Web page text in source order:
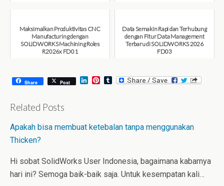
Maksimalkan Produktivitas CNC
Manufacturing dengan
SOLIDWORKS Machining Roles
R2026x FD01
Data Semakin Rapi dan Terhubung
dengan Fitur Data Management
Terbaru di SOLIDWORKS 2026
FD03
Share Post
L
I
P
e
T
Related Posts
Apakah bisa membuat ketebalan tanpa menggunakan
Thicken?
Hi sobat SolidWorks User Indonesia, bagaimana kabarnya
hari ini? Semoga baik-baik saja. Untuk kesempatan kali…